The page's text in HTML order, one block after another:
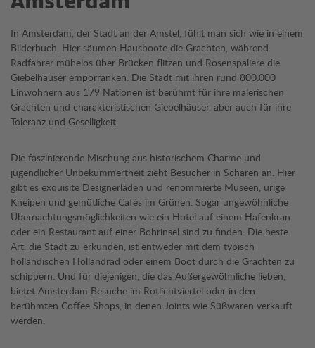
In Amsterdam, der Stadt an der Amstel, fühlt man sich wie in einem
Bilderbuch. Hier säumen Hausboote die Grachten, während
Radfahrer mühelos über Brücken flitzen und Rosenspaliere die
Giebelhäuser emporranken. Die Stadt mit ihren rund 800.000
Einwohnern aus 179 Nationen ist berühmt für ihre malerischen
Grachten und charakteristischen Giebelhäuser, aber auch für ihre
Toleranz und Geselligkeit.
Die faszinierende Mischung aus historischem Charme und
jugendlicher Unbekümmertheit zieht Besucher in Scharen an. Hier
gibt es exquisite Designerläden und renommierte Museen, urige
Kneipen und gemütliche Cafés im Grünen. Sogar ungewöhnliche
Übernachtungsmöglichkeiten wie ein Hotel auf einem Hafenkran
oder ein Restaurant auf einer Bohrinsel sind zu finden. Die beste
Art, die Stadt zu erkunden, ist entweder mit dem typisch
holländischen Hollandrad oder einem Boot durch die Grachten zu
schippern. Und für diejenigen, die das Außergewöhnliche lieben,
bietet Amsterdam Besuche im Rotlichtviertel oder in den
berühmten Coffee Shops, in denen Joints wie Süßwaren verkauft
werden.